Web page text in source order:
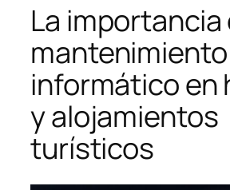
La importancia
mantenimiento
informático en
y alojamientos
turísticos